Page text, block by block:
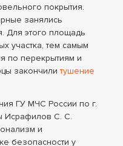
покрытия.
занялись
Для этого площадь
участка, тем самым
по перекрытиям и
закончили тушение
ГУ МЧС России по г.
Исрафилов С. С.
и
безопасности у